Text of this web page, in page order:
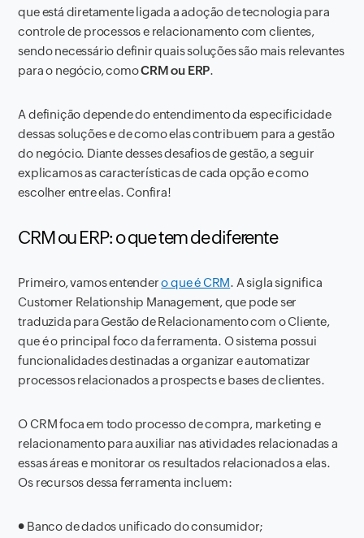
que está diretamente ligada a adoção de tecnologia para
controle de processos e relacionamento com clientes,
sendo necessário definir quais soluções são mais relevantes
para o negócio, comoCRM ou ERP.
A definição depende do entendimento da especificidade
dessas soluções e de como elas contribuem para a gestão
do negócio. Diante desses desafios de gestão, a seguir
explicamos as características de cada opção e como
escolher entre elas. Confira!
CRM ou ERP: o que tem de diferente
Primeiro, vamos entendero que é CRM. A sigla significa
Customer Relationship Management, que pode ser
traduzida para Gestão de Relacionamento com o Cliente,
que é o principal foco da ferramenta. O sistema possui
funcionalidades destinadas a organizar e automatizar
processos relacionados a prospects e bases de clientes.
O CRM foca em todo processo de compra, marketing e
relacionamento para auxiliar nas atividades relacionadas a
essas áreas e monitorar os resultados relacionados a elas.
Os recursos dessa ferramenta incluem:
● Banco de dados unificado do consumidor;